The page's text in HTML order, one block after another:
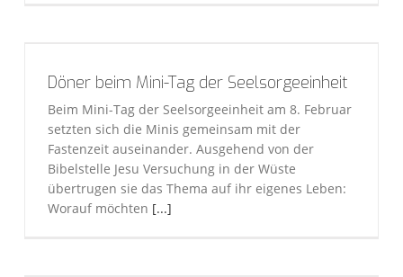
Döner beim Mini-Tag der Seelsorgeeinheit
Beim Mini-Tag der Seelsorgeeinheit am 8. Februar
setzten sich die Minis gemeinsam mit der
Fastenzeit auseinander. Ausgehend von der
Bibelstelle Jesu Versuchung in der Wüste
übertrugen sie das Thema auf ihr eigenes Leben:
Worauf möchten [...]